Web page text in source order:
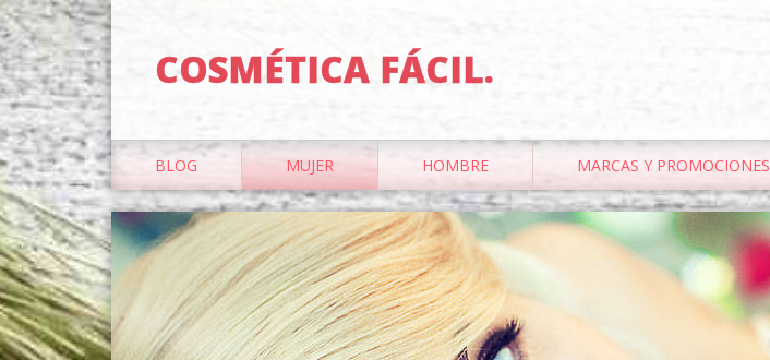
COSMÉTICA FÁCIL.
BLOG MUJER HOMBRE MARCAS Y PROMOCIONES